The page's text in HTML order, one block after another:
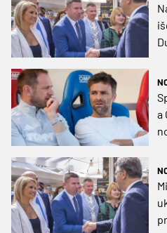
a